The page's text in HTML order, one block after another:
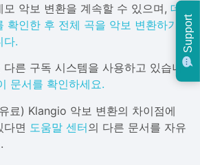
악보 변환을 계속할 수 있으며, 데
확인한 후 전체 곡을 악보 변환하기
다.
른 구독 시스템을 사용하고 있습니
문서를 확인하세요.
료) Klangio 악보 변환의 차이점에
다면 도움말 센터의 다른 문서를 자유
Support